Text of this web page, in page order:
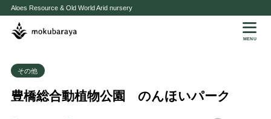
Aloes Resource & Old World Arid nursery
MENU
その他
豊橋総合動植物公園 のんほいパーク